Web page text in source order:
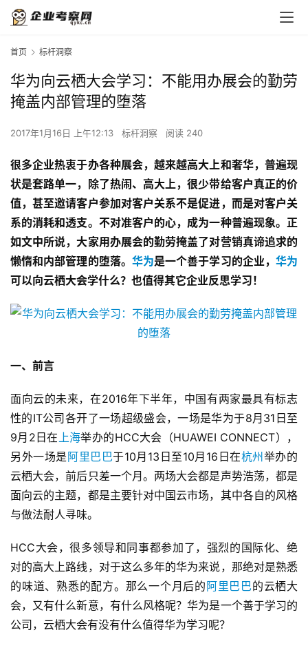
首页 标杆洞察
华为向云栖大会学习：不能用办展会的勤劳
掩盖内部管理的堕落
2017年1月16日 上午12:13 标杆洞察 阅读 240
很多企业热衷于办各种展会，越来越高大上和奢华，普遍现
状是套路单一，除了热闹、高大上，很少带给客户真正的价
值，甚至邀请客户参加对客户关系不是促进，而是对客户关
系的消耗和透支。不对准客户的心，成为一种普遍现象。正
如文中所说，大家用办展会的勤劳掩盖了对营销真谛追求的
懒惰和内部管理的堕落。 华为是一个善于学习的企业， 华为
可以向云栖大会学什么？也值得其它企业反思学习！
一、前言
面向云的未来，在2016年下半年，中国有两家最具有标志
性的IT公司各开了一场超级盛会，一场是华为于8月31日至
9月2日在上海举办的HCC大会（HUAWEI CONNECT），
另外一场是 阿里巴巴于10月13日至10月16日在杭州 举办的
云栖大会，前后只差一个月。两场大会都是声势浩荡，都是
面向云的主题，都是主要针对中国云市场，其中各自的风格
与做法耐人寻味。
HCC大会，很多领导和同事都参加了，强烈的国际化、绝
对的高大上路线，对于这么多年的华为来说，那绝对是熟悉
的味道、熟悉的配方。那么一个月后的 阿里巴巴的云栖大
会，又有什么新意，有什么风格呢？华为是一个善于学习的
公司，云栖大会有没有什么值得华为学习呢？